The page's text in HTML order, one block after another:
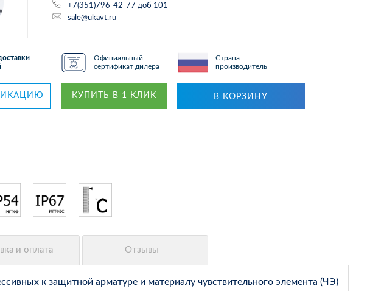
+7(351)796-42-77 доб 101
sale@ukavt.ru
Официальный
сертификат дилера
Страна
производитель
КУПИТЬ В 1 КЛИК В КОРЗИНУ
к защитной арматуре и материалу чувствительного элемента (ЧЭ)